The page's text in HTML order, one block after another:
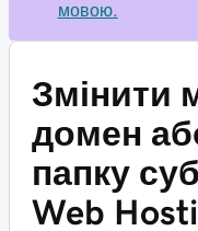
мовою.
Змінити
домен
папку
Web